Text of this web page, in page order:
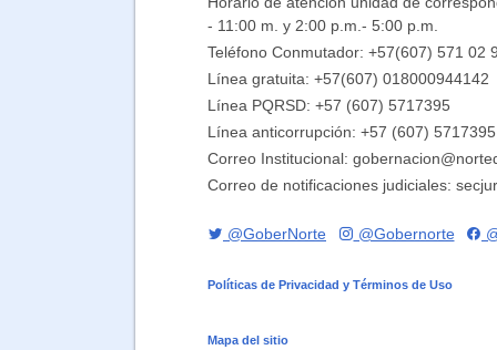
- 11:00 m. y 2:00 p.m.- 5:00 p.m.
Teléfono Conmutador: +57(607) 571 02
Línea gratuita: +57(607) 018000944142
Línea PQRSD: +57 (607) 5717395
Línea anticorrupción: +57 (607) 5717395
Correo Institucional:
Correo de notificaciones judiciales:
@GoberNorte @gobernorte
Políticas de Privacidad y Términos de Uso
Mapa del sitio